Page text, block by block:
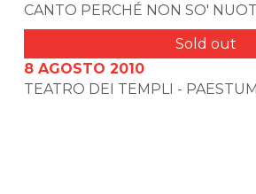
CANTO PERCHÉ NON SO'
Sold out
8 AGOSTO 2010
TEATRO DEI TEMPLI -